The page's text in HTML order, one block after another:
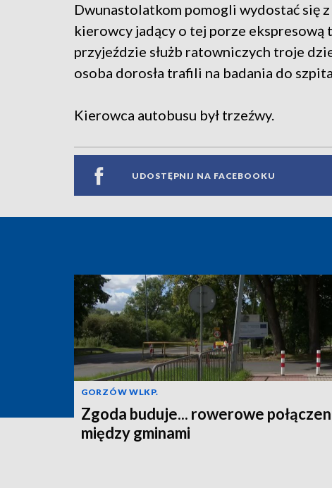
Dwunastolatkom pomogli wydostać się
kierowcy jadący o tej porze ekspresową
przyjeździe służb ratowniczych troje
osoba dorosła trafili na badania do
Kierowca autobusu był trzeźwy.
UDOSTĘPNIJ NA FACEBOOKU
GORZÓW WLKP.
Zgoda buduje... rowerowe
między gminami